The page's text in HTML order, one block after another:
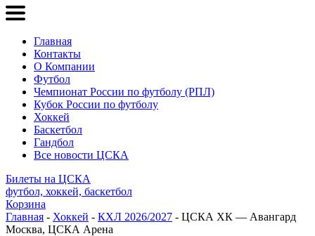
Главная
Контакты
О Компании
Футбол
Чемпионат России по футболу (РПЛ)
Кубок России по футболу
Хоккей
Баскетбол
Гандбол
Все новости ЦСКА
Билеты на ЦСКА
футбол, хоккей, баскетбол
Корзина
Главная - Хоккей - КХЛ 2026/2027 - ЦСКА ХК — Авангард
Москва, ЦСКА Арена